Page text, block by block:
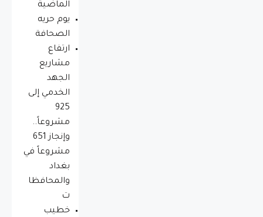
الماضية
يوم حريه
الصحافة
ارتفاع
مشاريع
الجهد
الخدمي إلى
925
مشروعاً..
وإنجاز 651
مشروعاً في
بغداد
والمحافظا
ت
خطيب